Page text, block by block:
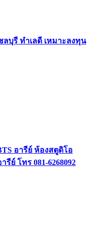
บุรี ทำเลดี เหมาะลงทุน
อารีย์ ห้องสตูดิโอ
รีย์ โทร 081-6268092